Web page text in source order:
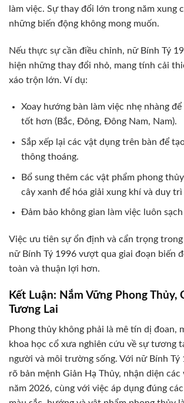
làm việc. Sự thay đổi lớn trong năm xung
những biến động không mong muốn.
Nếu thực sự cần điều chỉnh, nữ Bính Tý
hiện những thay đổi nhỏ, mang tính cải
xáo trộn lớn. Ví dụ:
Xoay hướng bàn làm việc nhẹ nhàng
tốt hơn (Bắc, Đông, Đông Nam, Nam).
Sắp xếp lại các vật dụng trên bàn để
thông thoáng.
Bổ sung thêm các vật phẩm phong
cây xanh để hóa giải xung khí và duy
Đảm bảo không gian làm việc luôn sạch
Việc ưu tiên sự ổn định và cẩn trọng trong
nữ Bính Tý 1996 vượt qua giai đoạn biến
toàn và thuận lợi hơn.
Kết Luận: Nắm Vững Phong Thủy,
Tương Lai
Phong thủy không phải là mê tín dị đoan,
khoa học cổ xưa nghiên cứu về sự tương
người và môi trường sống. Với nữ Bính Tý
rõ bản mệnh Giản Hạ Thủy, nhận diện
năm 2026, cùng với việc áp dụng đúng